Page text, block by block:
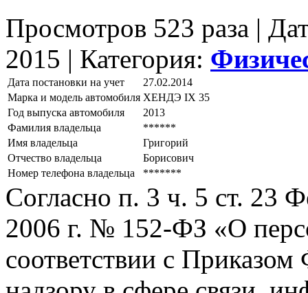
Просмотров 523 раза |
2015 | Категория:
Дата постановки на учет
27.02.2014
Марка и модель автомобиля ХЕНДЭ IХ 35
Год выпуска автомобиля
2013
Фамилия владельца
******
Имя владельца
Григорий
Отчество владельца
Борисович
Номер телефона владельца
*******
Согласно п. 3 ч. 5 ст. 23
2006 г. № 152-ФЗ «О
соответствии с